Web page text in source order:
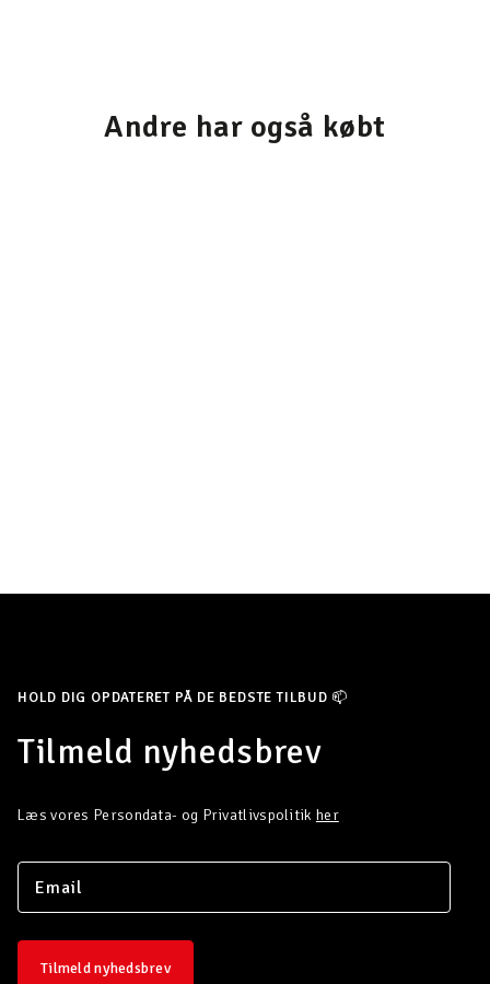
Andre har også købt
HOLD DIG OPDATERET PÅ DE BEDSTE TILBUD 📫
Tilmeld nyhedsbrev
Læs vores Persondata- og Privatlivspolitik her
Tilmeld nyhedsbrev